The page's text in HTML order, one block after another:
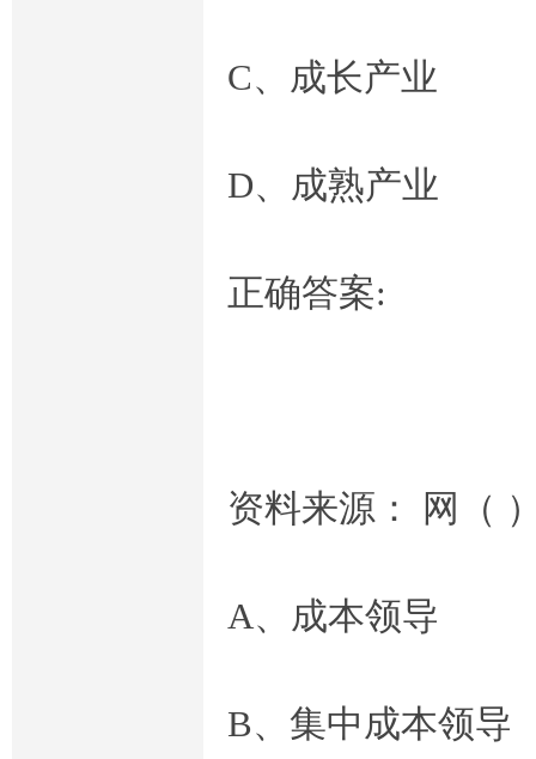
C、成长产业
D、成熟产业
正确答案:
资料来源： 网（
A、成本领导
B、集中成本领导